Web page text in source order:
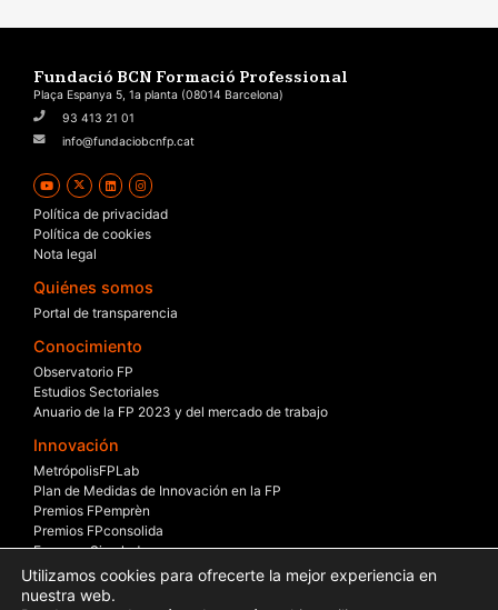
Fundació BCN Formació Professional
Plaça Espanya 5, 1a planta (08014 Barcelona)
93 413 21 01
info@fundaciobcnfp.cat
Política de privacidad
Política de cookies
Nota legal
Quiénes somos
Portal de transparencia
Conocimiento
Observatorio FP
Estudios Sectoriales
Anuario de la FP 2023 y del mercado de trabajo
Innovación
MetrópolisFPLab
Plan de Medidas de Innovación en la FP
Premios FPemprèn
Premios FPconsolida
Empresa Simulada
Beca – Empresa
Mesas Sectoriales
Utilizamos cookies para ofrecerte la mejor experiencia en
nuestra web.